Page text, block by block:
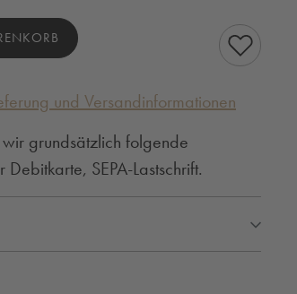
Wert ein oder
und Versandinformationen
grundsätzlich folgende
SEPA-Lastschrift.